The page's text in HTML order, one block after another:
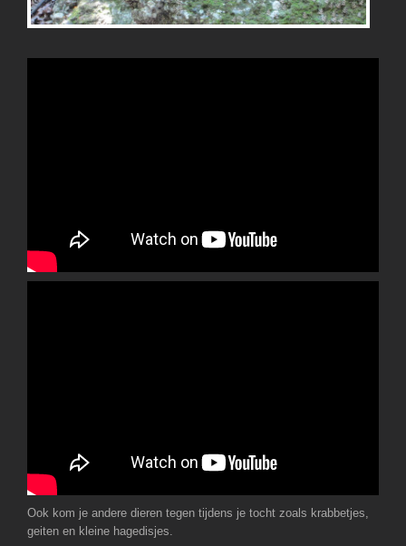
Ook kom je andere dieren tegen tijdens je tocht zoals krabbetjes,
geiten en kleine hagedisjes.